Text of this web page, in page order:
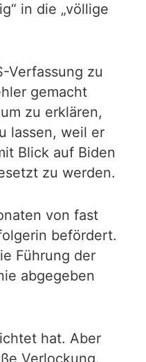
in die „völlige
Verfassung zu
gemacht
zu erklären,
lassen, weil er
Blick auf Biden
zu werden.
von fast
befördert.
Führung der
abgegeben
hat. Aber
Verlockung.